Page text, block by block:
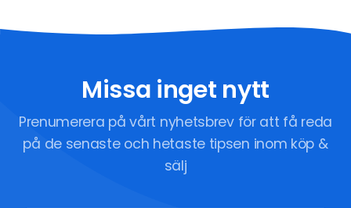
Missa inget nytt
Prenumerera på vårt nyhetsbrev för att få reda
på de senaste och hetaste tipsen inom köp &
sälj